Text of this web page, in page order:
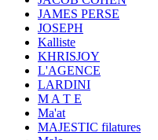
JAMES PERSE
JOSEPH
Kalliste
KHRISJOY
L'AGENCE
LARDINI
M A T E
Ma'at
MAJESTIC filatures